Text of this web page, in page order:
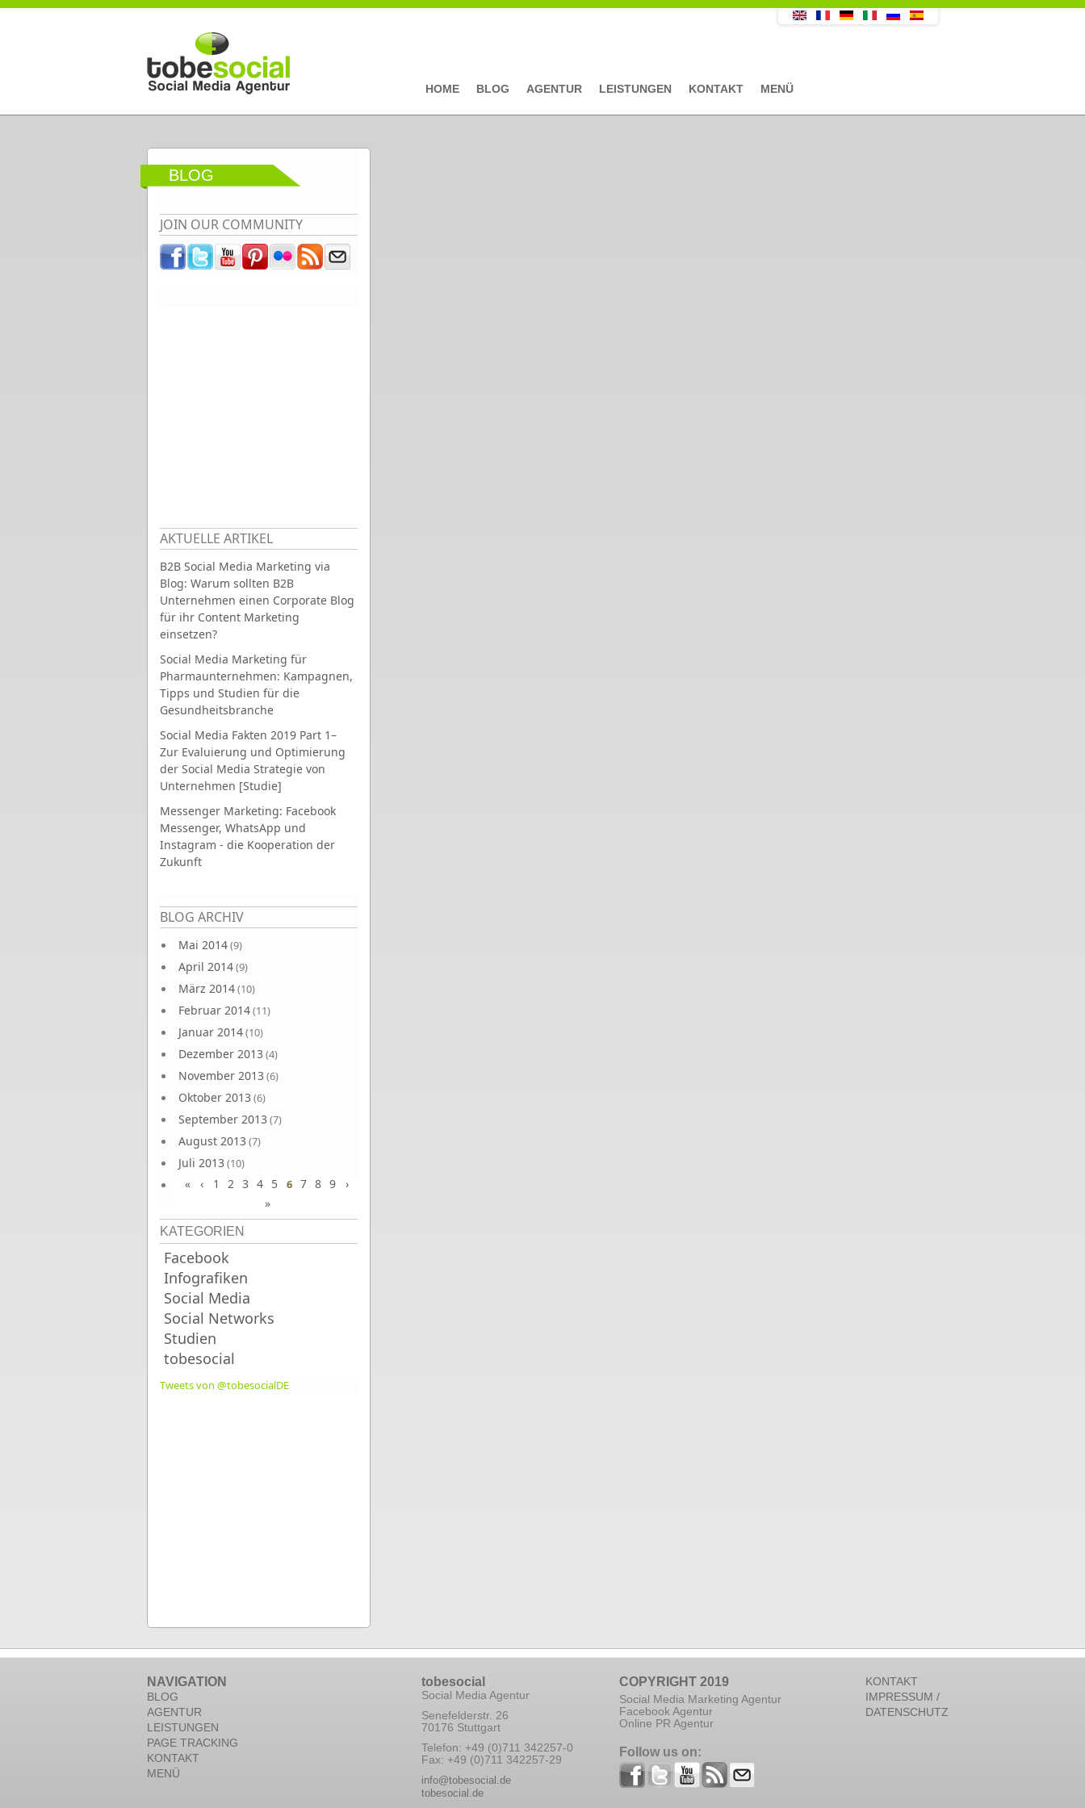
Direkt zum Inhalt
HOME BLOG AGENTUR LEISTUNGEN KONTAKT MENÜ
BLOG
JOIN OUR COMMUNITY
AKTUELLE ARTIKEL
B2B Social Media Marketing via
Blog: Warum sollten B2B
Unternehmen einen Corporate Blog
für ihr Content Marketing
einsetzen?
Social Media Marketing für
Pharmaunternehmen: Kampagnen,
Tipps und Studien für die
Gesundheitsbranche
Social Media Fakten 2019 Part 1–
Zur Evaluierung und Optimierung
der Social Media Strategie von
Unternehmen [Studie]
Messenger Marketing: Facebook
Messenger, WhatsApp und
Instagram - die Kooperation der
Zukunft
BLOG ARCHIV
Mai 2014(9)
April 2014(9)
März 2014(10)
Februar 2014(11)
Januar 2014(10)
Dezember 2013 (4)
November 2013 (6)
Oktober 2013 (6)
September 2013 (7)
August 2013 (7)
Juli 2013 (10)
Juni 2013(10)
Seiten
« ‹ 1 2 3 4 5 6 7 8 9
›
»
KATEGORIEN
Facebook
Infografiken
Social Media
Social Networks
Studien
tobesocial
Tweets von @tobesocialDE
NAVIGATION
BLOG
AGENTUR
LEISTUNGEN
PAGE TRACKING
KONTAKT
MENÜ
tobesocial
Social Media Agentur
Senefelderstr. 26
70176 Stuttgart
Telefon: +49 (0)711 342257-0
Fax: +49 (0)711 342257-29
info@tobesocial.de
tobesocial.de
COPYRIGHT 2019
Social Media Marketing Agentur
Facebook Agentur
Online PR Agentur
Follow us on:
KONTAKT
IMPRESSUM /
DATENSCHUTZ